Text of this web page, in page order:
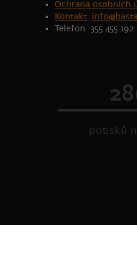
Ochrana osobních
Kontakt:
Telefon: 355 455 192
potisků